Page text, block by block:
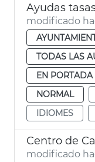
Ayudas
modificado
TODAS LAS
EN PORTADA
NORMAL
IDIOMES
Centro de
modificado